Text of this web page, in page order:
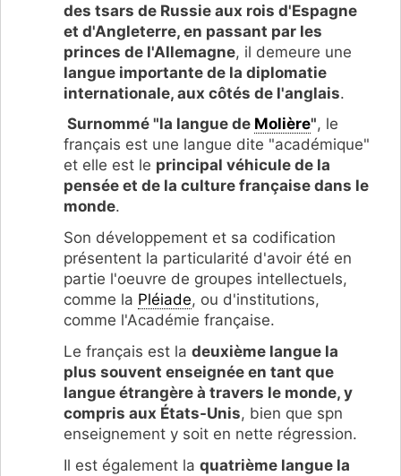
des tsars de Russie aux rois d'Espagne
et d'Angleterre, en passant par les
princes de l'Allemagne, il demeure une
langue importante de la diplomatie
internationale, aux côtés de l'anglais.
Surnommé "la langue de Molière", le
français est une langue dite "académique"
et elle est le principal véhicule de la
pensée et de la culture française dans le
monde.
Son développement et sa codification
présentent la particularité d'avoir été en
partie l'oeuvre de groupes intellectuels,
comme la Pléiade, ou d'institutions,
comme l'Académie française.
Le français est la deuxième langue la
plus souvent enseignée en tant que
langue étrangère à travers le monde, y
compris aux États-Unis, bien que spn
enseignement y soit en nette régression.
Il est également la quatrième langue la